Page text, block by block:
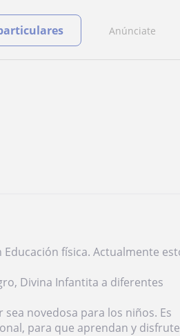
Anúnciate
física. Actualmente
Divina Infantita a diferentes
novedosa para los niños. Es
para que aprendan y